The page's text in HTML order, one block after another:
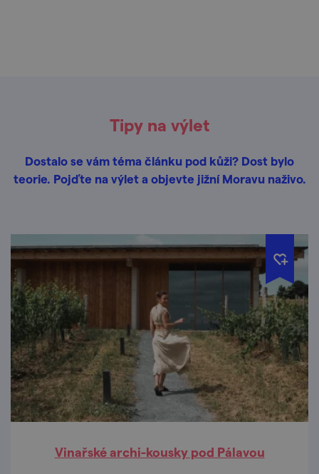
Tipy na výlet
Dostalo se vám téma článku pod kůži? Dost bylo
teorie. Pojďte na výlet a objevte jižní Moravu naživo.
Vinařské archi-kousky pod Pálavou